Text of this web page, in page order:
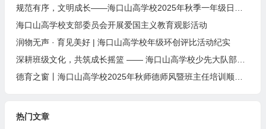
海口山高学校支部委员会开展爱国主义教育观影活动
润物无声 · 育见美好 | 海口山高学校年级环创评比活动纪实
德育之窗丨海口山高学校2025年秋师德师风暨班主任培训顺利开展
热门文章